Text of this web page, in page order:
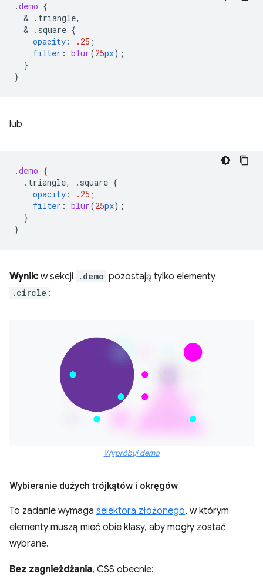
.demo {
  &
.triangle,
  &
.square {
opacity : .25 ;
filter : blur(25px);
}
}
lub
.demo {
.triangle,
.square {
opacity : .25 ;
filter : blur(25px);
}
}
Wynik: w sekcji .demo pozostają tylko elementy
.circle :
Wypróbuj demo
Wybieranie dużych trójkątów i okręgów
To zadanie wymaga selektora złożonego, w którym
elementy muszą mieć obie klasy, aby mogły zostać
wybrane.
Bez zagnieżdżania, CSS obecnie: